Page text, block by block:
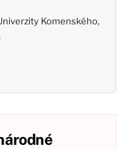
Komenského,